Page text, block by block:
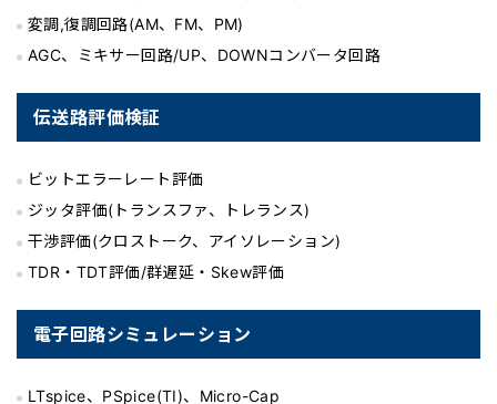
変調,復調回路(AM、FM、PM)
AGC、ミキサー回路/UP、DOWNコンバータ回路
伝送路評価検証
ビットエラーレート評価
ジッタ評価(トランスファ、トレランス)
干渉評価(クロストーク、アイソレーション)
TDR・TDT評価/群遅延・Skew評価
電子回路シミュレーション
LTspice、PSpice(TI)、Micro-Cap